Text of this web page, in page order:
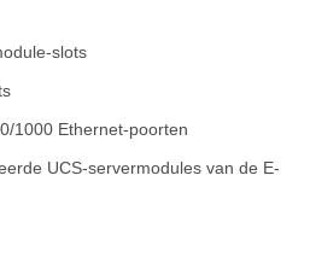
slots
1000 Ethernet-poorten
UCS-servermodules van de E-